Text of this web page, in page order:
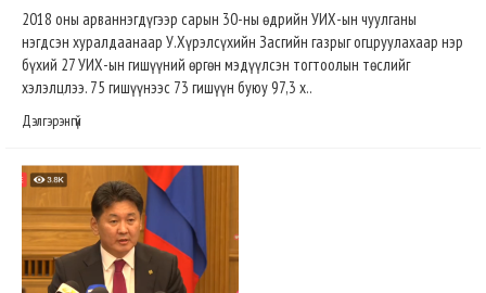
2018 оны арваннэгдүгээр сарын 30-ны өдрийн УИХ-ын чуулганы
нэгдсэн хуралдаанаар У.Хүрэлсүхийн Засгийн газрыг огцруулахаар нэр
бүхий 27 УИХ-ын гишүүний өргөн мэдүүлсэн тогтоолын төслийг
хэлэлцлээ. 75 гишүүнээс 73 гишүүн буюу 97,3 х..
Дэлгэрэнгүй